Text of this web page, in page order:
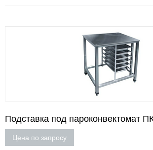
Подставка под пароконвектомат
Цена по запросу